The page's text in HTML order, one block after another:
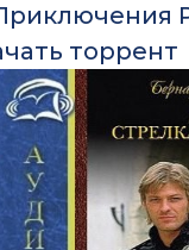
торрент